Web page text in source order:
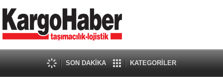
SON DAKİKA KATEGORİLER